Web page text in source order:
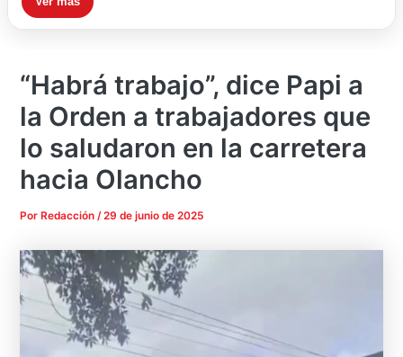
“Habrá trabajo”, dice Papi a
la Orden a trabajadores que
lo saludaron en la carretera
hacia Olancho
Por Redacción/29 de junio de 2025